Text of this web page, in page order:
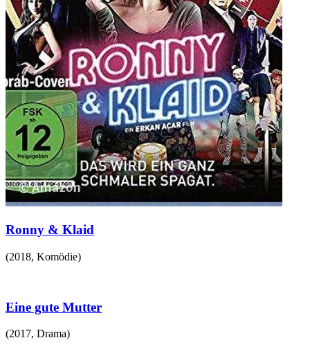
Ronny & Klaid
(2018, Komödie)
Eine gute Mutter
(2017, Drama)